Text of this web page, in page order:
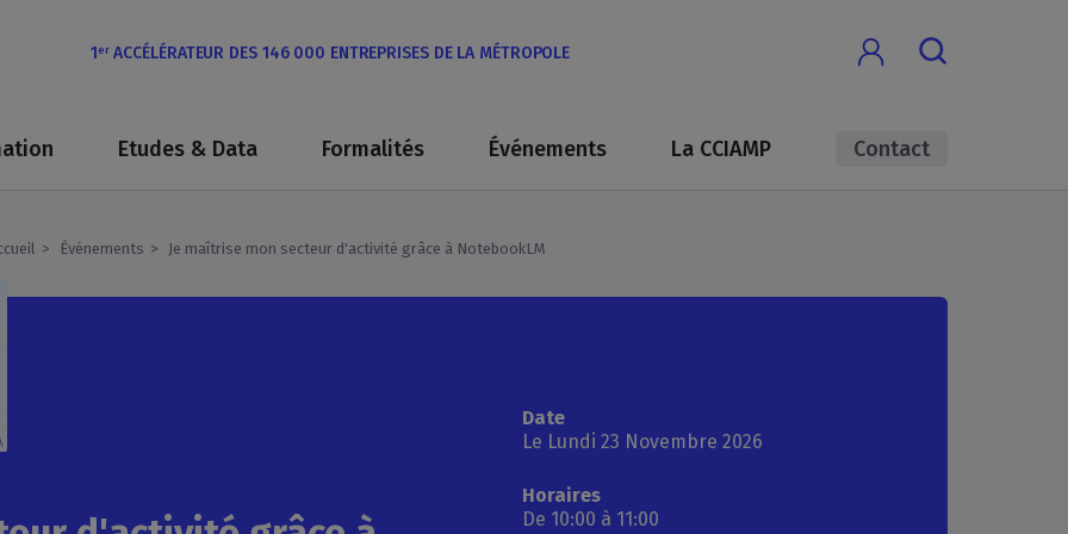
1 erACCÉLÉRATEUR DES 146 000 ENTREPRISES DE LA MÉTROPOLE
Etudes & Data Formalités Événements La CCIAMP Contact
Événements Je maîtrise mon secteur d'activité grâce à NotebookLM
Date
Le Lundi 23 Novembre 2026
Horaires
De 10:00 à 11:00